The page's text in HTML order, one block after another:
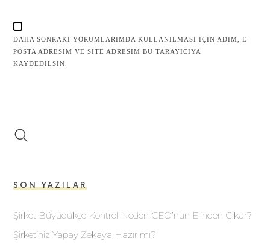
DAHA SONRAKI YORUMLARIMDA KULLANILMASI IÇIN ADIM, E-
POSTA ADRESIM VE SITE ADRESIM BU TARAYICIYA
KAYDEDILSIN.
SON YAZILAR
Şirket Büyüdükçe Kontrol Neden CEO’nun Elinden Çıkar?
Şirketiniz Yapay Zekaya Hazır mı?